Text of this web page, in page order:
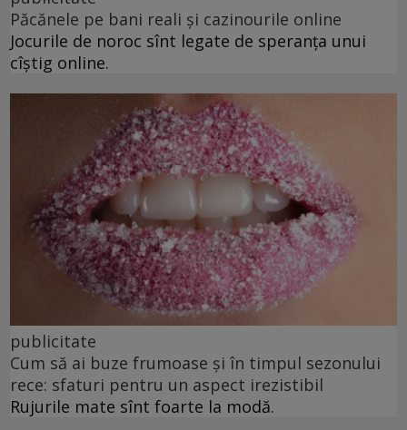
Păcănele pe bani reali și cazinourile online
Jocurile de noroc sînt legate de speranța unui
cîștig online.
publicitate
Cum să ai buze frumoase şi în timpul sezonului
rece: sfaturi pentru un aspect irezistibil
Rujurile mate sînt foarte la modă.